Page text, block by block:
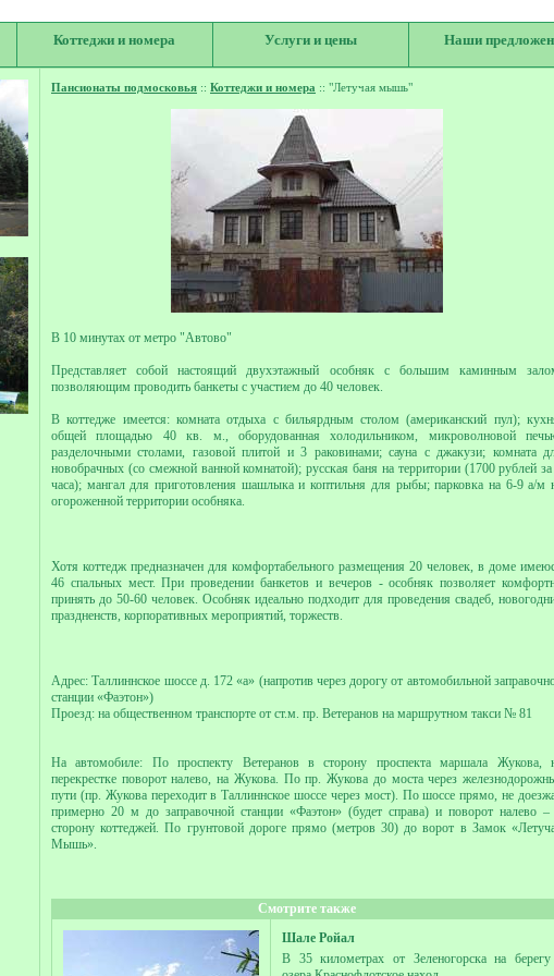
Коттеджи и номера Услуги и цены Наши
Пансионаты подмосковья :: Коттеджи и номера :: "Летучая мышь"
В 10 минутах от метро "Автово"
Представляет собой настоящий двухэтажный особняк с большим каминным
позволяющим проводить банкеты с участием до 40 человек.
В коттедже имеется: комната отдыха с бильярдным столом (американский пул);
общей площадью 40 кв. м., оборудованная холодильником, микроволновой
разделочными столами, газовой плитой и 3 раковинами; сауна с джакузи; комната
новобрачных (со смежной ванной комнатой); русская баня на территории (1700 рублей
часа); мангал для приготовления шашлыка и коптильня для рыбы; парковка на 6-9 а/м
огороженной территории особняка.
Хотя коттедж предназначен для комфортабельного размещения 20 человек, в доме
46 спальных мест. При проведении банкетов и вечеров - особняк позволяет
принять до 50-60 человек. Особняк идеально подходит для проведения свадеб,
праздненств, корпоративных мероприятий, торжеств.
Адрес: Таллиннское шоссе д. 172 «а» (напротив через дорогу от автомобильной
станции «Фаэтон»)
Проезд: на общественном транспорте от ст.м. пр. Ветеранов на маршрутном такси № 81
На автомобиле: По проспекту Ветеранов в сторону проспекта маршала Жукова,
перекрестке поворот налево, на Жукова. По пр. Жукова до моста через
пути (пр. Жукова переходит в Таллиннское шоссе через мост). По шоссе прямо, не
примерно 20 м до заправочной станции «Фаэтон» (будет справа) и поворот налево
сторону коттеджей. По грунтовой дороге прямо (метров 30) до ворот в Замок
Мышь».
Смотрите также
Шале Ройал
В 35 километрах от Зеленогорска на берегу